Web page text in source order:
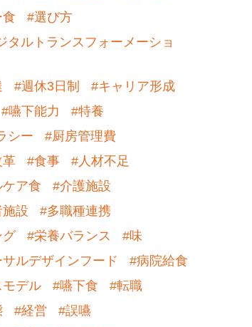
#選び方
タルトランスフォーメーショ
#週休3日制
#キャリア形成
#嚥下能力
#特養
シー
#厨房管理費
革
#食事
#人材不足
ア食
#介護施設
設
#多職種連携
グ
#栄養バランス
#味
ルデザインフード
#病院給食
デル
#嚥下食
#転職
#経営
#誤嚥